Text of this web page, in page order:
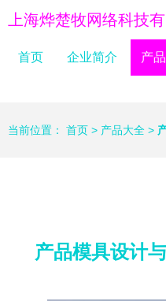
上海烨楚牧网络科技
首页 企业简介 产
当前位置： 首页 > 产品大全 >
产品模具设计